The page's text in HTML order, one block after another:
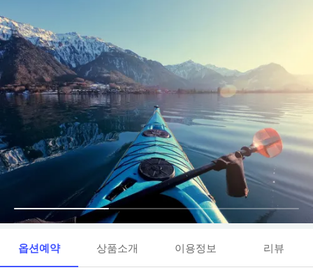
옵션예약 상품소개 이용정보 리뷰